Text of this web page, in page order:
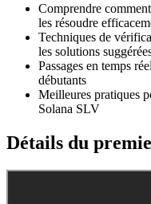
Comprendre
les résoudre
Techniques de
les solutions
Passages en temps
débutants
Meilleures pratiques
Solana SLV
Détails du